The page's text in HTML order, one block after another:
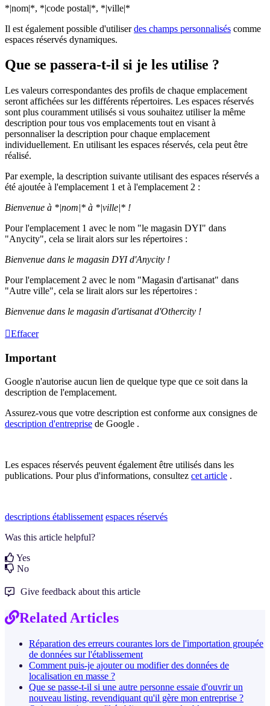
*|nom|*, *|code postal|*, *|ville|*
Il est également possible d'utiliserdes champs personnalisés comme
espaces réservés dynamiques.
Que se passera-t-il si je les utilise ?
Les valeurs correspondantes des profils de chaque emplacement
seront affichées sur les différents répertoires. Les espaces réservés
sont plus couramment utilisés si vous souhaitez utiliser la même
description pour tous vos emplacements tout en visant à
personnaliser la description pour chaque emplacement
individuellement. En utilisant les espaces réservés, cela peut être
réalisé.
Par exemple, la description suivante utilisant des espaces réservés a
été ajoutée à l'emplacement 1 et à l'emplacement 2 :
Bienvenue à *|nom|* à *|ville|* !
Pour l'emplacement 1 avec le nom "le magasin DYI" dans
"Anycity", cela se lirait alors sur les répertoires :
Bienvenue dans le magasin DYI d'Anycity !
Pour l'emplacement 2 avec le nom "Magasin d'artisanat" dans
"Autre ville", cela se lirait alors sur les répertoires :
Bienvenue dans le magasin d'artisanat d'Othercity !
Effacer
Important
Google n'autorise aucun lien de quelque type que ce soit dans la
description de l'emplacement.
Assurez-vous que votre description est conforme aux consignes de
description d'entreprise de Google .
Les espaces réservés peuvent également être utilisés dans les
publications. Pour plus d'informations, consultez cet article .
descriptions établissement espaces réservés
Was this article helpful?
Yes
No
Give feedback about this article
Related Articles
Réparation des erreurs courantes lors de l'importation groupée
de données sur l'établissement
Comment puis-je ajouter ou modifier des données de
localisation en masse ?
Que se passe-t-il si une autre personne essaie d'ouvrir un
nouveau listing, revendiquant qu'il gère mon entreprise ?